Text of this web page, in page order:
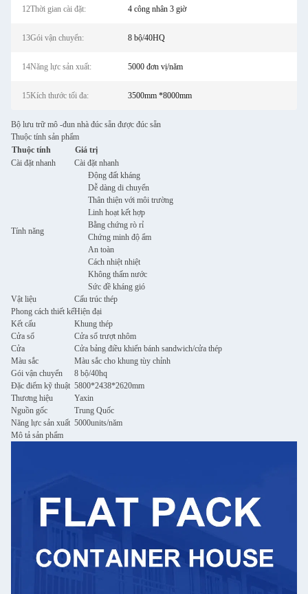
12Thời gian cài đặt: 4 công nhân 3 giờ
13Gói vận chuyển: 8 bộ/40HQ
14Năng lực sản xuất: 5000 đơn vị/năm
15Kích thước tối đa: 3500mm *8000mm
Bộ lưu trữ mô -đun nhà đúc sẵn được đúc sẵn
Thuộc tính sản phẩm
Thuộc tính
Giá trị
Cài đặt nhanh
Cài đặt nhanh
Tính năng
Động đất kháng
Dễ dàng di chuyển
Thân thiện với môi trường
Linh hoạt kết hợp
Bằng chứng rò rỉ
Chứng minh độ ẩm
An toàn
Cách nhiệt nhiệt
Không thấm nước
Sức đề kháng gió
Vật liệu
Cấu trúc thép
Phong cách thiết kếHiện đại
Kết cấu
Khung thép
Cửa sổ
Cửa sổ trượt nhôm
Cửa
Cửa bảng điều khiển bánh sandwich/cửa thép
Màu sắc
Màu sắc cho khung tùy chỉnh
Gói vận chuyển
8 bộ/40hq
Đặc điểm kỹ thuật 5800*2438*2620mm
Thương hiệu
Yaxin
Nguồn gốc
Trung Quốc
Năng lực sản xuất 5000units/năm
Mô tả sản phẩm